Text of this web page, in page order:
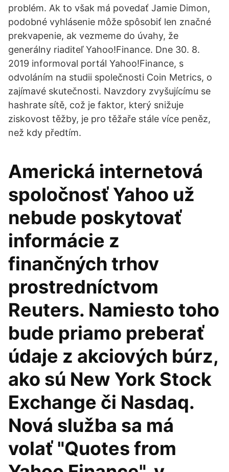
problém. Ak to však má povedať Jamie Dimon,
podobné vyhlásenie môže spôsobiť len značné
prekvapenie, ak vezmeme do úvahy, že
generálny riaditeľ Yahoo!Finance. Dne 30. 8.
2019 informoval portál Yahoo!Finance, s
odvoláním na studii společnosti Coin Metrics, o
zajímavé skutečnosti. Navzdory zvyšujícímu se
hashrate sítě, což je faktor, který snižuje
ziskovost těžby, je pro těžaře stále více peněz,
než kdy předtím.
Americká internetová
spoločnosť Yahoo už
nebude poskytovať
informácie z
finančných trhov
prostredníctvom
Reuters. Namiesto toho
bude priamo preberať
údaje z akciových búrz,
ako sú New York Stock
Exchange či Nasdaq.
Nová služba sa má
volať "Quotes from